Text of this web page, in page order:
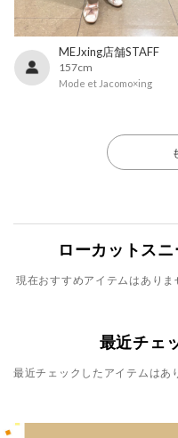
MEJxing店舗STAFF
157cm
Mode et Jacomo×ing
ローカットス
現在おすすめアイテムはありま
最近チェ
最近チェックしたアイテムはあ